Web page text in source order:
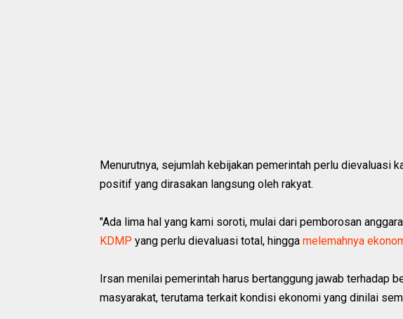
Menurutnya, sejumlah kebijakan pemerintah perlu dievaluasi
positif yang dirasakan langsung oleh rakyat.
"Ada lima hal yang kami soroti, mulai dari pemborosan
KDMP yang perlu dievaluasi total, hingga melemahnya
Irsan menilai pemerintah harus bertanggung jawab terhadap
masyarakat, terutama terkait kondisi ekonomi yang dinilai